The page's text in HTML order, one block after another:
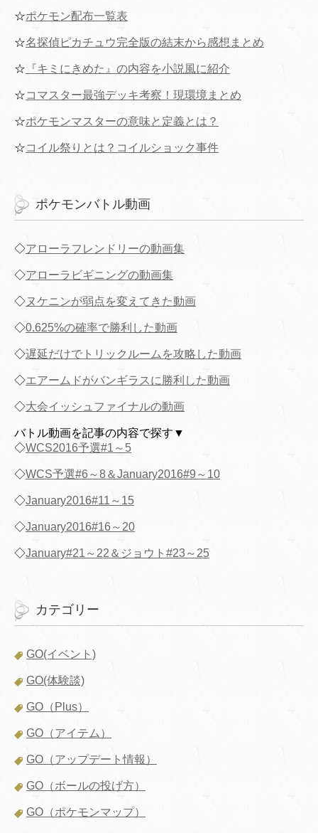
☆ポケモン配布一覧表
☆名探偵ピカチュウ完全版の結末から感想まとめ
☆ 『キミにきめた』の内容を小説風に紹介
☆コマスター最強デッキ考察！現環境まとめ
☆ポケモンマスターの意味と定義とは？
☆コイル祭りとは？コイルショック事件
ポケモンバトル動画
◇アローラフレンドリーの動画集
◇アローラビギニングの動画集
◇ヌケニンが弱点を変えてきた動画
◇0.625%の確率で勝利した動画
◇遅延だけでトリックルームを攻略した動画
◇エアームドがバンギラスに勝利した動画
◇大会イッシュファイナルの動画
バトル動画を記事の内容で探す▼
◇WCS2016予選#1～5
◇WCS予選#6～8＆January2016#9～10
◇January2016#11～15
◇January2016#16～20
◇January#21～22＆ジョウト#23～25
カテゴリー
GO(イベント)
GO(体験談)
GO（Plus）
GO（アイテム）
GO（アップデート情報）
GO（ボールの投げ方）
GO（ポケモンマップ）